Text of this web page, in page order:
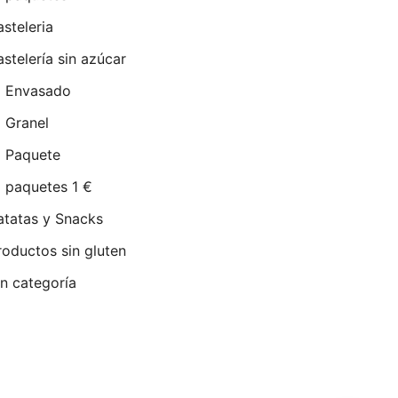
sin azúcar
Envasado
Granel
Paquete
paquetes 1 €
y Snacks
sin gluten
categoría